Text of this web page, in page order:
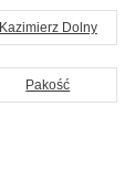
Kazimierz Dolny
Pakość